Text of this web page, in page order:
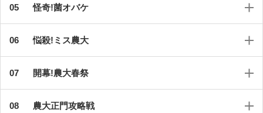
怪奇!菌オバケ
悩殺!ミス農大
開幕!農大春祭
農大正門攻略戦